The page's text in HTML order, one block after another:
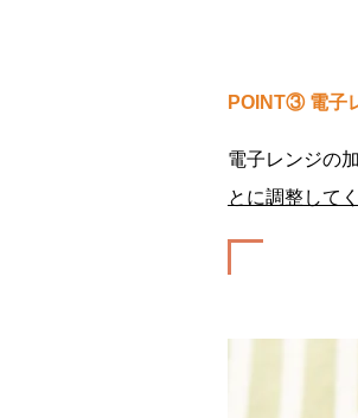
POINT③ 電子
電子レンジの
とに調整して